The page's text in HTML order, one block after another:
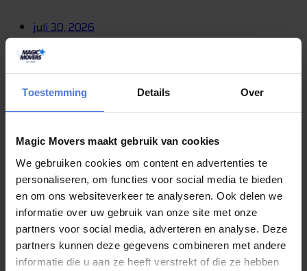
Toestemming Details Over
Magic Movers maakt gebruik van cookies
We gebruiken cookies om content en advertenties te
personaliseren, om functies voor social media te bieden
en om ons websiteverkeer te analyseren. Ook delen we
informatie over uw gebruik van onze site met onze
partners voor social media, adverteren en analyse. Deze
partners kunnen deze gegevens combineren met andere
informatie die u aan ze heeft verstrekt of die ze hebben
juli 30, 2026
Wie wint onze Slagharen-winactie? Op 1
augustus maken we de winnaar bekend!
juli 29, 2026
Verhuizen zonder chaos? Dit zijn mijn
beste tips